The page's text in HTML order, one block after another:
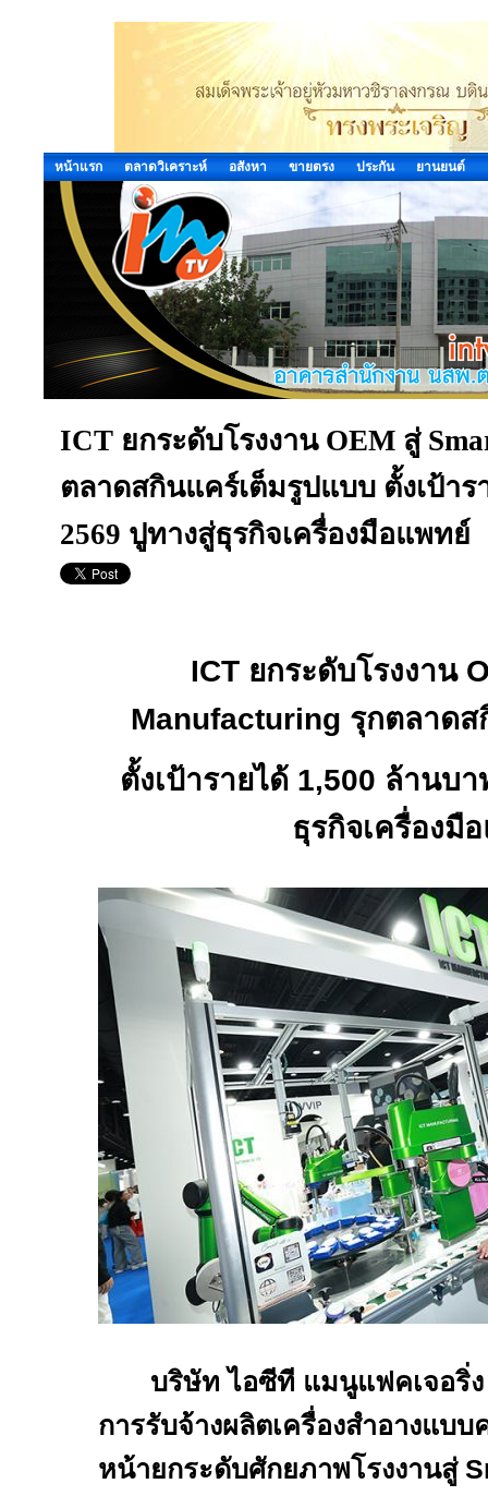
หน้าแรก ตลาดวิเคราะห์ อสังหา ขายตรง ประกัน ยานยนต์
ICT ยกระดับโรงงาน OEM สู่
ตลาดสกินแคร์เต็มรูปแบบ ตั้งเป้า
2569 ปูทางสู่ธุรกิจเครื่องมือแพทย์
ICT ยกระดับโรงงาน
Manufacturing รุกตลาด
ตั้งเป้ารายได้ 1,500 ล้านบ
ธุรกิจเครื่องมื
บริษัท ไอซีที แมนูแฟคเจอริ่
การรับจ้างผลิตเครื่องสำอางแบบ
หน้ายกระดับศักยภาพโรงงานสู่